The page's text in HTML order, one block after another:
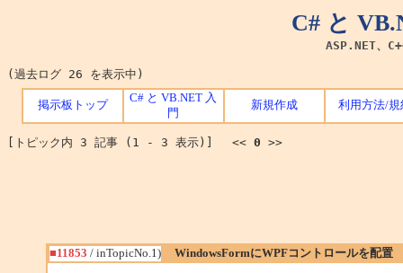
C# と
ASP.NET、
(過去ログ 26 を表示中)
掲示板トップ
C# と VB.NET 入
門
新規作成 利用方法/規
[トピック内 3 記事 (1 - 3 表示)] << 0 >>
■11853 / inTopicNo.1) WindowsFormにWPFコントロールを配置